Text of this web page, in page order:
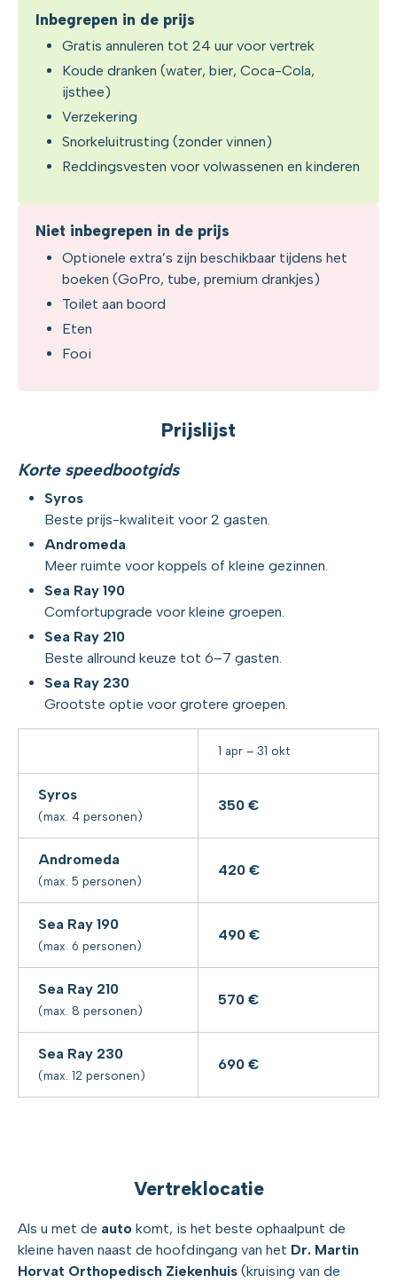
Inbegrepen in de prijs
Gratis annuleren tot 24 uur voor vertrek
Koude dranken (water, bier, Coca-Cola,
ijsthee)
Verzekering
Snorkeluitrusting (zonder vinnen)
Reddingsvesten voor volwassenen en kinderen
Niet inbegrepen in de prijs
Optionele extra’s zijn beschikbaar tijdens het
boeken (GoPro, tube, premium drankjes)
Toilet aan boord
Eten
Fooi
Prijslijst
Korte speedbootgids
Syros
Beste prijs-kwaliteit voor 2 gasten.
Andromeda
Meer ruimte voor koppels of kleine gezinnen.
Sea Ray 190
Comfortupgrade voor kleine groepen.
Sea Ray 210
Beste allround keuze tot 6–7 gasten.
Sea Ray 230
Grootste optie voor grotere groepen.
1 apr – 31 okt
Syros
(max. 4 personen)
350 €
Andromeda
(max. 5 personen)
420 €
Sea Ray 190
(max. 6 personen)
490 €
Sea Ray 210
(max. 8 personen)
570 €
Sea Ray 230
(max. 12 personen)
690 €
Vertreklocatie
Als u met de auto komt, is het beste ophaalpunt de
kleine haven naast de hoofdingang van het Dr. Martin
Horvat Orthopedisch Ziekenhuis (kruising van de